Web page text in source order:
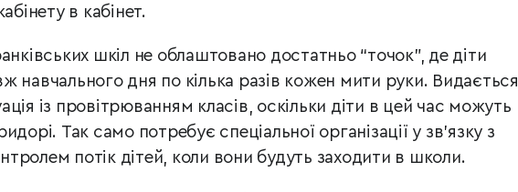
в кабінет.
шкіл не облаштовано достатньо “точок”, де діти
навчального дня по кілька разів кожен мити руки. Видається
із провітрюванням класів, оскільки діти в цей час можуть
Так само потребує спеціальної організації у зв’язку з
потік дітей, коли вони будуть заходити в школи.